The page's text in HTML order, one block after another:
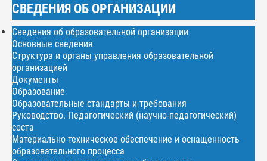
СВЕДЕНИЯ ОБ ОРГАНИЗАЦИИ
Сведения об образовательной организации
Основные сведения
Структура и органы управления образовательной
организацией
Документы
Образование
Образовательные стандарты и требования
Руководство. Педагогический (научно-педагогический)
соста
Материально-техническое обеспечение и оснащенность
образовательного процесса